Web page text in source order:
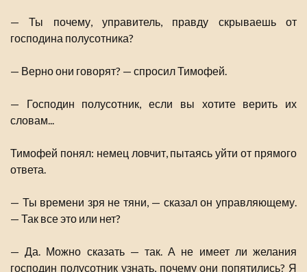
— Ты почему, управитель, правду скрываешь от
господина полусотника?
— Верно они говорят? — спросил Тимофей.
— Господин полусотник, если вы хотите верить их
словам...
Тимофей понял: немец ловчит, пытаясь уйти от прямого
ответа.
— Ты времени зря не тяни, — сказал он управляющему.
— Так все это или нет?
— Да. Можно сказать — так. А не имеет ли желания
господин полусотник узнать, почему они попятились? Я